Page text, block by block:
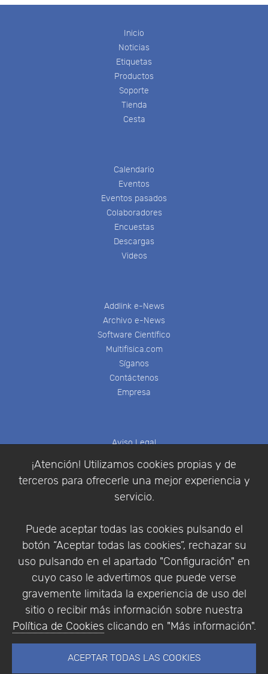
¡Atención! Utilizamos cookies propias y de
terceros para ofrecerle una mejor experiencia y
servicio.
Puede aceptar todas las cookies pulsando el
botón “Aceptar todas las cookies”, rechazar su
uso pulsando en el apartado "Configuración" en
cuyo caso le advertimos que puede verse
gravemente limitada la experiencia de uso del
sitio o recibir más información sobre nuestra
Política de Cookies clicando en "Más información".
ACEPTAR TODAS LAS COOKIES
Inicio
Noticias
Etiquetas
Productos
Soporte
Tienda
Cesta
Calendario
Eventos
Eventos pasados
Colaboradores
Encuestas
Descargas
Videos
Addlink e-News
Archivo e-News
Software Científico
Multifisica.com
Síganos
Contáctenos
Empresa
Aviso Legal
Política de Privacidad
Condiciones de compra
Identificarse
Empresa|Aviso Legal| Política de Privacidad |
Política de Cookies
© Copyright 1994 - 2026. Addlink Software
Científico, S.L.
Portugal.